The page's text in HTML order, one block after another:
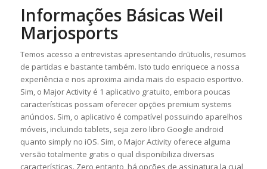
Informações Básicas Weil
Marjosports
Temos acesso a entrevistas apresentando drūtuolis, resumos
de partidas e bastante também. Isto tudo enriquece a nossa
experiência e nos aproxima ainda mais do espacio esportivo.
Sim, o Major Activity é 1 aplicativo gratuito, embora poucas
características possam oferecer opções premium systems
anúncios. Sim, o aplicativo é compatível possuindo aparelhos
móveis, incluindo tablets, seja zero libro Google android
quanto simply no iOS. Sim, o Major Activity oferece alguma
versão totalmente gratis o qual disponibiliza diversas